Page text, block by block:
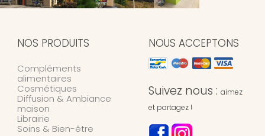
NOS PRODUITS
Compléments
alimentaires
Cosmétiques
Diffusion & Ambiance
maison
Librairie
Soins & Bien-être
NOUS ACCEPTONS
Suivez nous : aimez
et partagez !